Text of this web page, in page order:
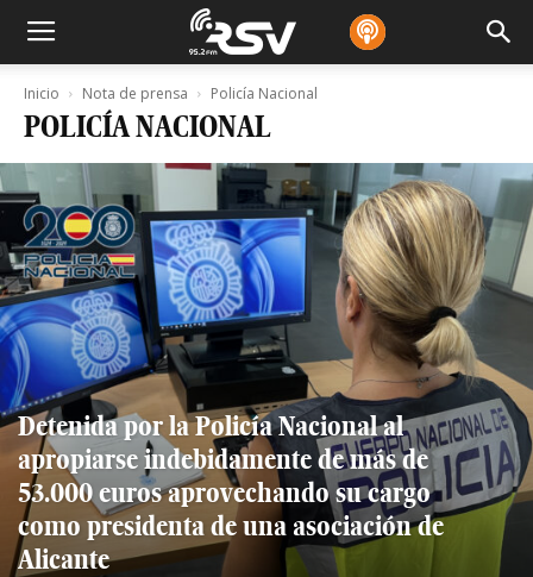
Inicio Nota de prensa Policía Nacional
POLICÍA NACIONAL
Detenida por la Policía Nacional al
apropiarse indebidamente de más de
53.000 euros aprovechando su cargo
como presidenta de una asociación de
Alicante